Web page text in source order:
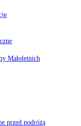
Małoletnich
przed podróżą